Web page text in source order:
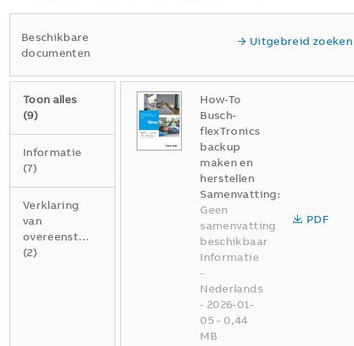
Beschikbare
documenten
Uitgebreid zoeken
Toon alles
(9)
Informatie
(7)
Verklaring
van
overeenstemming
(2)
How-To
Busch-
flexTronics
backup
maken en
herstellen
Samenvatting:
Geen
samenvatting
beschikbaar
Informatie
-
Nederlands
-2026-01-
05 - 0,44
MB
PDF